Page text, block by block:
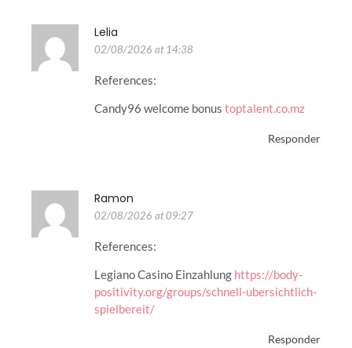
Lelia
02/08/2026 at 14:38
References:
Candy96 welcome bonus toptalent.co.mz
Responder
Ramon
02/08/2026 at 09:27
References:
Legiano Casino Einzahlung https://body-
positivity.org/groups/schnell-ubersichtlich-
spielbereit/
Responder